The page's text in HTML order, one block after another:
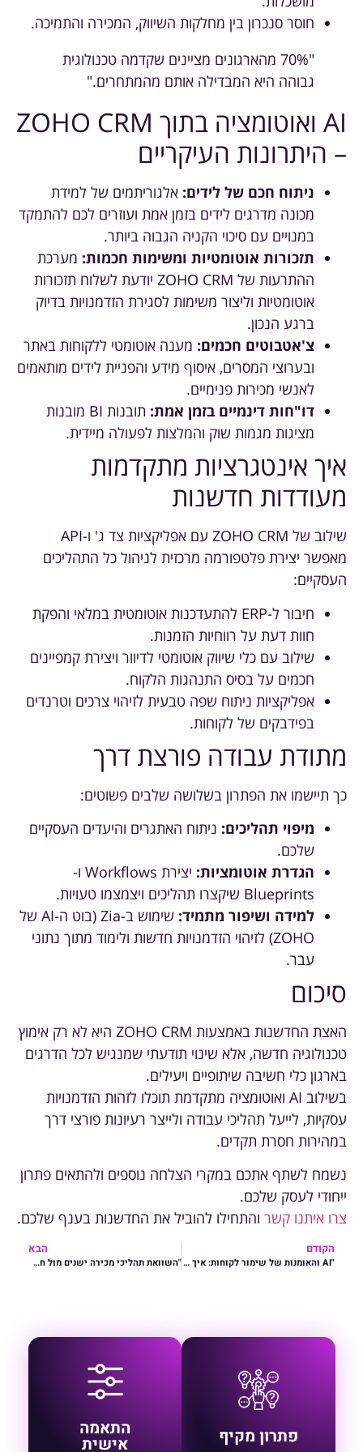
חוסר סנכרון בין מחלקות השיווק, המכירה והתמיכה.
"70% מהארגונים מציינים שקדמה טכנולוגית
גבוהה היא המבדילה אותם מהמתחרים."
AI ואוטומציה בתוך ZOHO CRM
– היתרונות העיקריים
ניתוח חכם של לידים: אלגוריתמים של למידת
מכונה מדרגים לידים בזמן אמת ועוזרים לכם להתמקד
במנויים עם סיכוי הקניה הגבוה ביותר.
תזכורות אוטומטיות ומשימות חכמות: מערכת
ההתרעות של ZOHO CRM יודעת לשלוח תזכורות
אוטומטיות וליצור משימות לסגירת הזדמנויות בדיוק
ברגע הנכון.
צ'אטבוטים חכמים: מענה אוטומטי ללקוחות באתר
ובערוצי המסרים, איסוף מידע והפניית לידים מותאמים
לאנשי מכירות פנימיים.
דו"חות דינמיים בזמן אמת:
תובנות BI מובנות
מציגות מגמות שוק והמלצות לפעולה מיידית.
איך אינטגרציות מתקדמות
מעודדות חדשנות
שילוב של ZOHO CRM עם אפליקציות צד ג' ו-API
מאפשר יצירת פלטפורמה מרכזית לניהול כל התהליכים
העסקיים:
חיבור ל-ERP להתעדכנות אוטומטית במלאי והפקת
חוות דעת על רווחיות הזמנות.
שילוב עם כלי שיווק אוטומטי לדיוור ויצירת קמפיינים
חכמים על בסיס התנהגות הלקוח.
אפליקציות ניתוח שפה טבעית לזיהוי צרכים וטרנדים
בפידבקים של לקוחות.
מתודת עבודה פורצת דרך
כך תיישמו את הפתרון בשלושה שלבים פשוטים:
מיפוי תהליכים: ניתוח האתגרים והיעדים העסקיים
שלכם.
הגדרת אוטומציות:
יצירת Workflows ו-
Blueprints שיקצרו תהליכים ויצמצמו טעויות.
למידה ושיפור מתמיד:
שימוש ב-Zia (בוט ה-AI של
ZOHO) לזיהוי הזדמנויות חדשות ולימוד מתוך נתוני
עבר.
סיכום
האצת החדשנות באמצעות ZOHO CRM היא לא רק אימוץ
טכנולוגיה חדשה, אלא שינוי תודעתי שמנגיש לכל הדרגים
בארגון כלי חשיבה שיתופיים ויעילים.
בשילוב AI ואוטומציה מתקדמת תוכלו לזהות הזדמנויות
עסקיות, לייעל תהליכי עבודה ולייצר רעיונות פורצי דרך
במהירות חסרת תקדים.
נשמח לשתף אתכם במקרי הצלחה נוספים ולהתאים פתרון
ייחודי לעסק שלכם.
צרו איתנו קשר והתחילו להוביל את החדשנות בענף שלכם.
הקודם
"AI והאומנות של שימור לקוחות: איך AI יכול להפוך לקוחות קיימים לנאמנים לכל החיים"
הבא
"השוואת תהליכי מכירה ישנים מול חדישים: איך AI ו-ZOHO CRM מגדירים מחדש את חוויית המכירה"
פתרון מקיף
כל המערכות מחוברות
תחת פלטפורמה אחת
אינטגרטיבית התאמה
אישית
פתרונות המותאמים
של הארגון שלך